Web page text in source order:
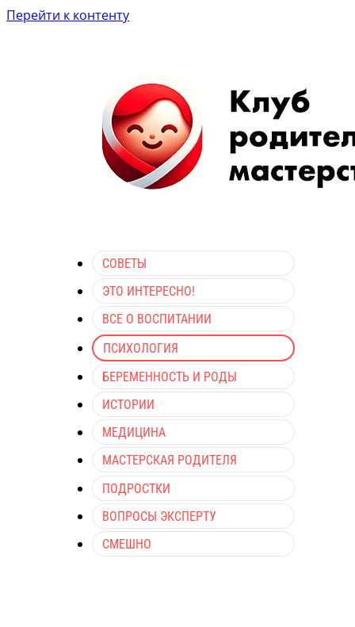
Перейти к контенту
СОВЕТЫ
ЭТО ИНТЕРЕСНО!
ВСЕ О ВОСПИТАНИИ
ПСИХОЛОГИЯ
БЕРЕМЕННОСТЬ И РОДЫ
ИСТОРИИ
МЕДИЦИНА
МАСТЕРСКАЯ РОДИТЕЛЯ
ПОДРОСТКИ
ВОПРОСЫ ЭКСПЕРТУ
СМЕШНО